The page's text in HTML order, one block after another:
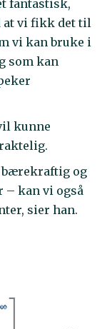
fantastisk,
at vi fikk det til
vi kan bruke i
som kan
kunne
bærekraftig og
– kan vi også
sier han.